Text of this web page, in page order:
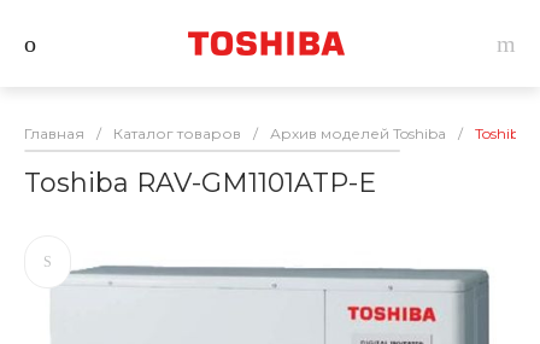
Главная / Каталог товаров / Архив моделей Toshiba / Toshiba
Toshiba RAV-GM1101ATP-E